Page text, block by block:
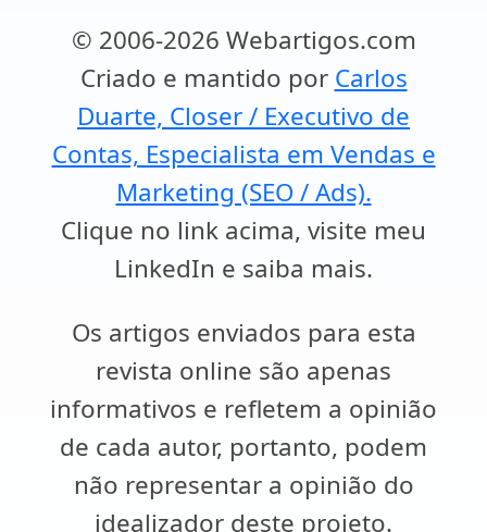
© 2006-2026 Webartigos.com
Criado e mantido por Carlos
Duarte, Closer / Executivo de
Contas, Especialista em Vendas e
Marketing (SEO / Ads).
Clique no link acima, visite meu
LinkedIn e saiba mais.
Os artigos enviados para esta
revista online são apenas
informativos e refletem a opinião
de cada autor, portanto, podem
não representar a opinião do
idealizador deste projeto.